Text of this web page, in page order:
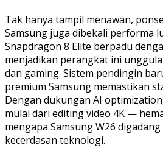
Tak hanya tampil menawan,
Samsung juga dibekali performa
Snapdragon 8 Elite berpadu
menjadikan perangkat ini
dan gaming. Sistem pendingin
premium Samsung memastikan
Dengan dukungan AI
mulai dari editing video 4K —
mengapa Samsung W26
kecerdasan teknologi.